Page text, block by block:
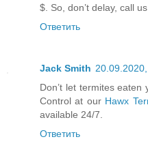
$. So, don’t delay, call
Ответить
Jack Smith
Don’t let termites
Control at our Hawx
available 24/7.
Ответить